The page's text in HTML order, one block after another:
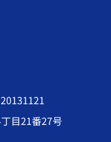
目21番27号